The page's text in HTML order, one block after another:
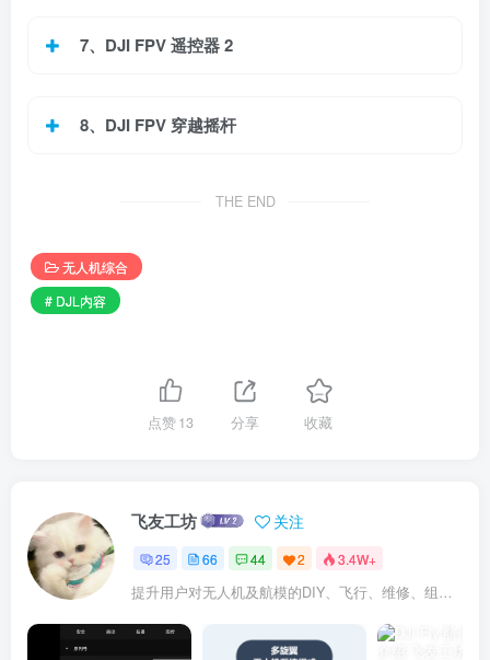
7、DJI FPV 遥控器 2
8、DJI FPV 穿越摇杆
THE END
无人机综合
# DJL内容
点赞13 分享 收藏
飞友工坊 关注
25 66 44 2 3.4W+
提升用户对无人机及航模的DIY、飞行、维修、组装调试等能力